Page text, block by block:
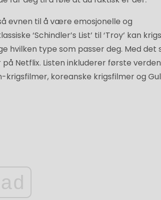
evnen til å være emosjonelle og
‘Schindler’s List’ til ‘Troy’ kan
hvilken type som passer deg. Med det
Netflix. Listen inkluderer første
koreanske krigsfilmer og
ad